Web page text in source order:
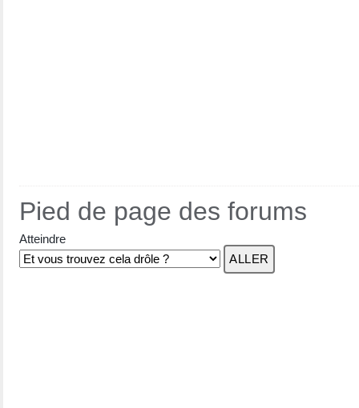
Pied de page des forums
Atteindre